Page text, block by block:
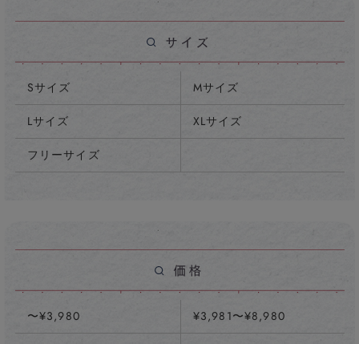
Sサイズ Mサイズ
Lサイズ XLサイズ
フリーサイズ
〜¥3,980 ¥3,981〜¥8,980